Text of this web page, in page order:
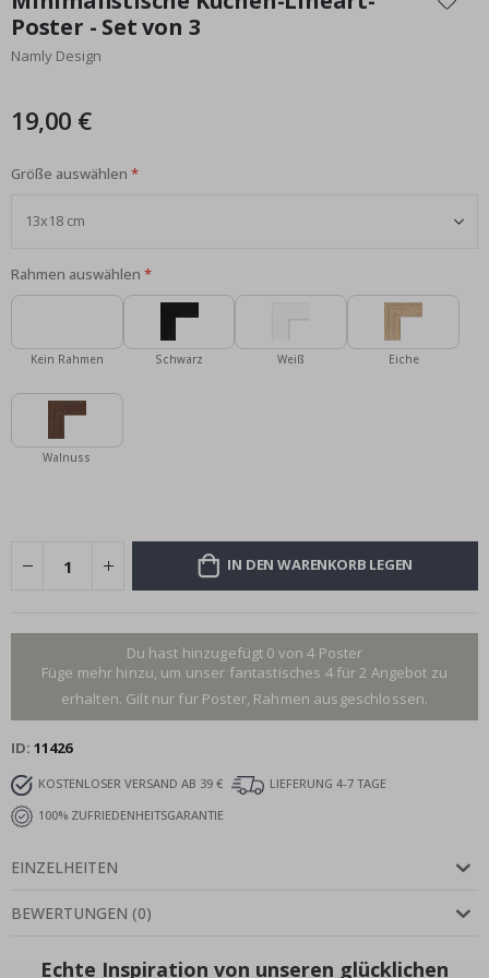
der
Bildgalerie
springen
Poster - Set von 3
Namly Design
19,00 €
Größe auswählen
Rahmen auswählen
Kein Rahmen Schwarz Weiß Eiche
Walnuss
IN DEN WARENKORB LEGEN
Du hast hinzugefügt 0 von 4 Poster
Füge mehr hinzu, um unser fantastisches 4 für 2 Angebot zu
erhalten. Gilt nur für Poster, Rahmen ausgeschlossen.
ID 11426
KOSTENLOSER VERSAND AB 39 €
LIEFERUNG 4-7 TAGE
100% ZUFRIEDENHEITSGARANTIE
EINZELHEITEN
BEWERTUNGEN (0)
Echte Inspiration von unseren glücklichen